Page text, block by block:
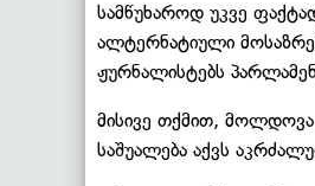
სამწუხაროდ უკვე
ალტერნატიული
ჟურნალისტებს
მისივე თქმით, მოლდოვა
საშუალება აქვს